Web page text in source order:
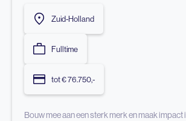
Zuid-Holland
Fulltime
tot € 76.750,-
Bouw mee aan een sterk merk en maak impact